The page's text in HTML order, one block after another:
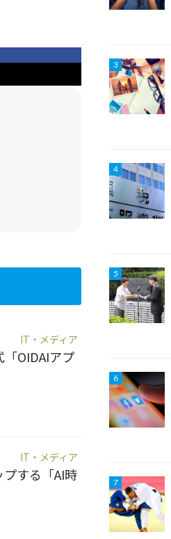
IT・メディア
OIDAIアプ
IT・メディア
する「AI時
3
4
5
6
7